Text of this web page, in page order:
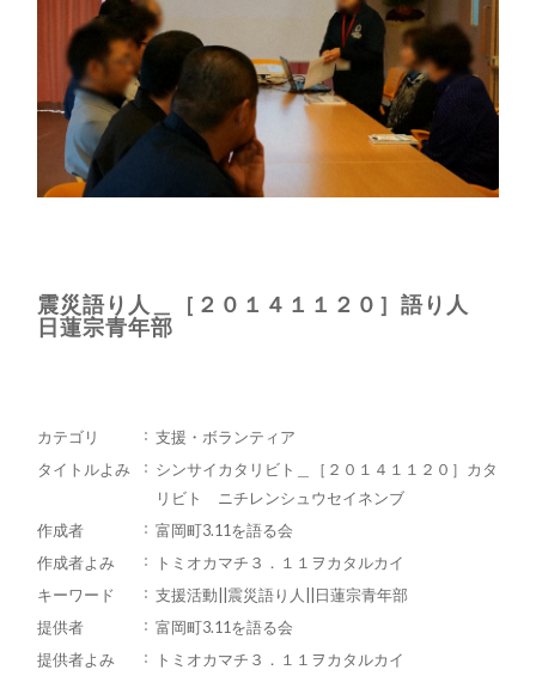
震災語り人＿［２０１４１１２０］語り人
日蓮宗青年部
カテゴリ
支援・ボランティア
タイトルよみ
シンサイカタリビト＿［２０１４１１２０］カタ
リビト ニチレンシュウセイネンブ
作成者
富岡町3.11を語る会
作成者よみ
トミオカマチ３．１１ヲカタルカイ
キーワード
支援活動||震災語り人||日蓮宗青年部
提供者
富岡町3.11を語る会
提供者よみ
トミオカマチ３．１１ヲカタルカイ